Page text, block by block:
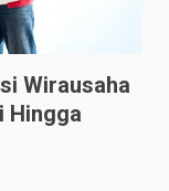
Wirausaha
Hingga